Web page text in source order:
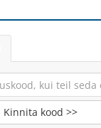
Kinnita kood >>